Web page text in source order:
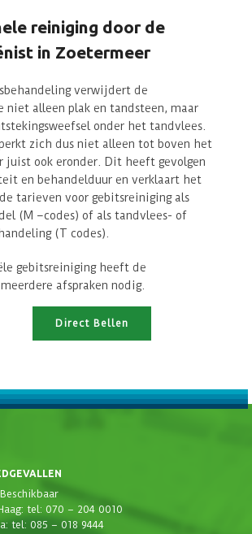
reiniging door de
in Zoetermeer
verwijdert de
niet alleen plak en tandsteen, maar
onder het tandvlees.
zich dus niet alleen tot boven het
juist ook eronder. Dit heeft gevolgen
en behandelduur en verklaart het
tarieven voor gebitsreiniging als
(M –codes) of als tandvlees- of
(T codes).
gebitsreiniging heeft de
afspraken nodig.
Direct Bellen
tel: 070 – 204 0010
tel: 085 – 018 9444